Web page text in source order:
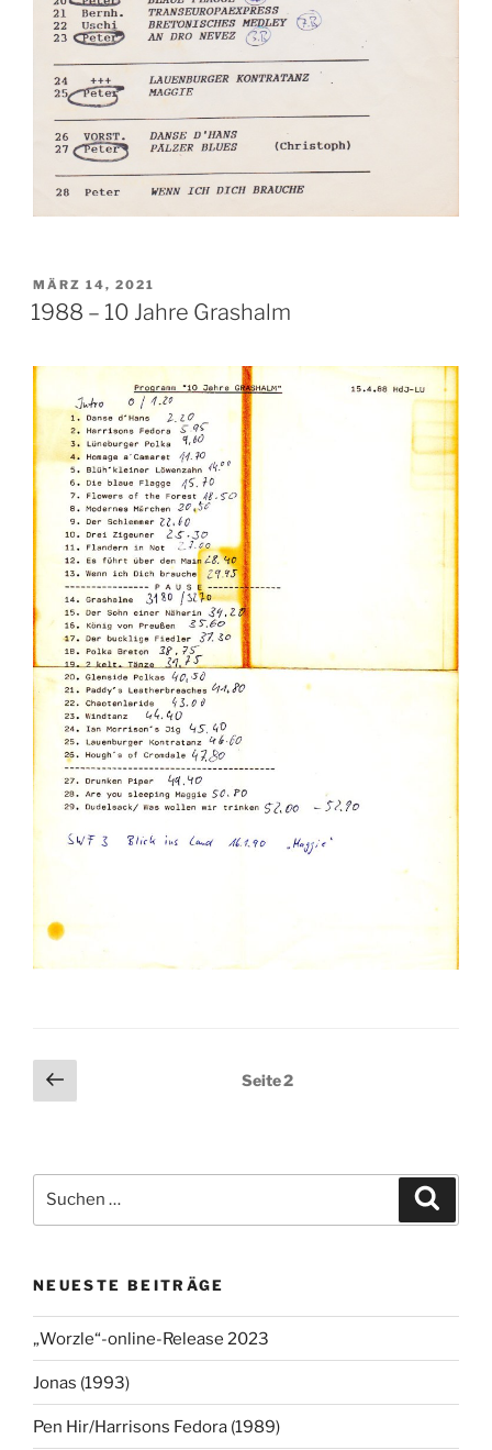
VERÖFFENTLICHT
AM
MÄRZ 14, 2021
1988 – 10 Jahre Grashalm
Seitennummerierung
der
Vorherige
Seite
Seite2
nach:
NEUESTE BEITRÄGE
„Worzle“-online-Release 2023
Jonas (1993)
Pen Hir/Harrisons Fedora (1989)